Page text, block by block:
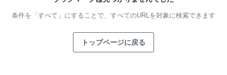
条件を「すべて」にすることで、 すべてのURLを対象に検索できます
トップページに戻る